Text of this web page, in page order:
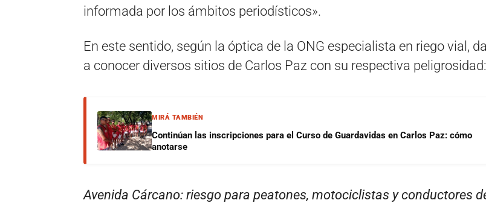
informada por los ámbitos periodísticos».
En este sentido, según la óptica de la ONG especialista en riego vial,
a conocer diversos sitios de Carlos Paz con su respectiva peligrosidad:
MIRÁ TAMBIÉN
Continúan las inscripciones para el Curso de Guardavidas en Carlos Paz: cómo
anotarse
Avenida Cárcano: riesgo para peatones, motociclistas y conductores